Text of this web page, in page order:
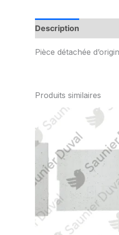
Description
Pièce détachée
Produits similaires